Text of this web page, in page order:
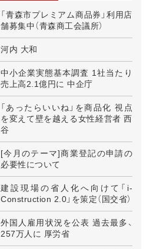
「青森市プレミアム商品券」利用店
舗募集中（青森商工会議所）
河内 大和
中小企業実態基本調査 1社当たり
売上高2.1億円に 中企庁
「あったらいいね」を商品化 視点
を変えて壁を越える女性経営者 西
谷
[今月のテーマ]商業登記の申請の
必要性について
建設現場の省人化へ向けて「i-
Construction 2.0」を策定（国交省）
外国人雇用状況を公表 過去最多、
257万人に 厚労省